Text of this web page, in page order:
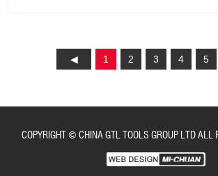
1 2 3 4 5
COPYRIGHT © CHINA GTL TOOLS GROUP LTD ALL